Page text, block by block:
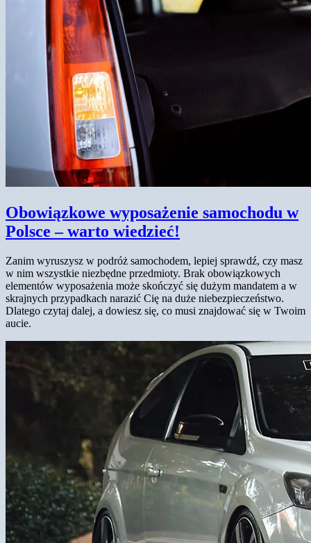
Obowiązkowe wyposażenie samochodu w
Polsce – warto wiedzieć!
Zanim wyruszysz w podróż samochodem, lepiej sprawdź, czy masz
w nim wszystkie niezbędne przedmioty. Brak obowiązkowych
elementów wyposażenia może skończyć się dużym mandatem a w
skrajnych przypadkach narazić Cię na duże niebezpieczeństwo.
Dlatego czytaj dalej, a dowiesz się, co musi znajdować się w Twoim
aucie.